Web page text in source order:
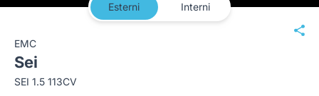
Esterni Interni
EMC
Sei
SEI 1.5 113CV